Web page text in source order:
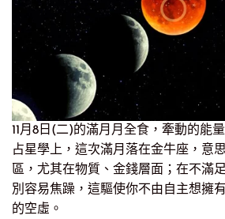
11月8日(二)的滿月月全食，牽動的能
占星學上，這次滿月落在金牛座，意
區，尤其在物質、金錢層面；在不滿
別容易焦躁，這驅使你不由自主想擁
的空虛。